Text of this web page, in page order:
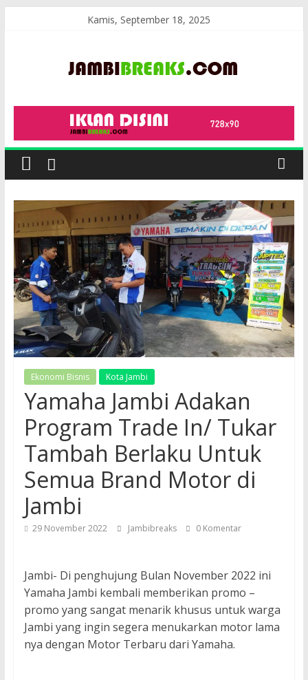
Kamis, September 18, 2025
JambiBreaks
Ekonomi Bisnis Kota Jambi
Yamaha Jambi Adakan
Program Trade In/ Tukar
Tambah Berlaku Untuk
Semua Brand Motor di
Jambi
29 November 2022 Jambibreaks 0 Komentar
Jambi- Di penghujung Bulan November 2022 ini
Yamaha Jambi kembali memberikan promo –
promo yang sangat menarik khusus untuk warga
Jambi yang ingin segera menukarkan motor lama
nya dengan Motor Terbaru dari Yamaha.